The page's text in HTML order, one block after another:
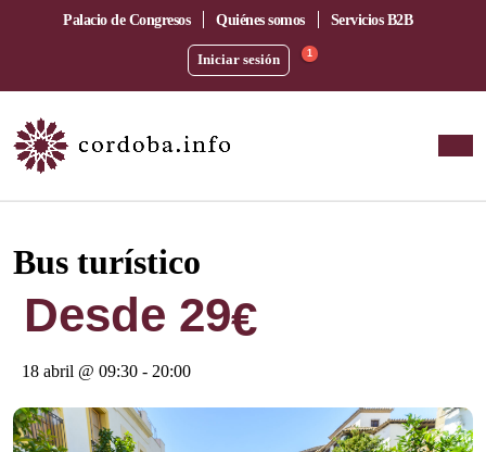
Palacio de Congresos Quiénes somos Servicios B2B
Iniciar sesión 1
Este evento ha pasado.
Bus turístico
Desde 29€
18 abril @ 09:30 - 20:00